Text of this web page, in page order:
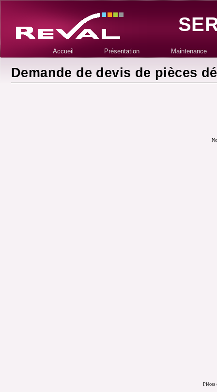
Accueil Présentation Maintenance
Demande de devis de pièces